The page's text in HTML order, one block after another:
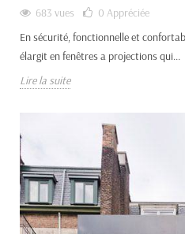
683 vues 0 Appréciée
En sécurité, fonctionnelle et
élargit en fenêtres a projections qui...
Lire la suite